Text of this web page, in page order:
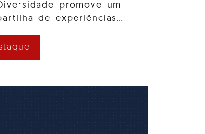
promove um
de experiências…